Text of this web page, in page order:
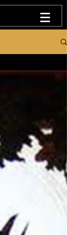
O . O P E R N H A U S